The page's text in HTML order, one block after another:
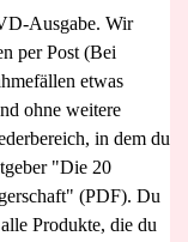
Ausgabe. Wir
per Post (Bei
etwas
ohne weitere
in dem du
"Die 20
(PDF). Du
Produkte, die du